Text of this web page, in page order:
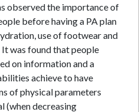
observed the importance of
before having a PA plan
use of footwear and
was found that people
on information and a
achieve to have
of physical parameters
(when decreasing